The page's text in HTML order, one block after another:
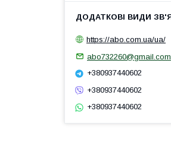
https://abo.com.ua/ua/
abo732260@gmail.com
+380937440602
+380937440602
+380937440602